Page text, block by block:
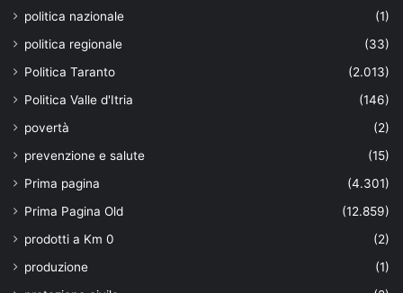
politica nazionale
(1)
politica regionale
(33)
Politica Taranto
(2.013)
Politica Valle d'Itria
(146)
povertà
(2)
prevenzione e salute
(15)
Prima pagina
(4.301)
Prima Pagina Old
(12.859)
prodotti a Km 0
(2)
produzione
(1)